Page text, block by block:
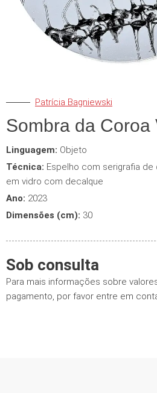
Patrícia Bagniewski
Sombra da Coroa
Linguagem: Objeto
Técnica: Espelho com serigrafia
em vidro com decalque
Ano: 2023
Dimensões (cm): 30
Sob consulta
Para mais informações sobre
pagamento, por favor entre em